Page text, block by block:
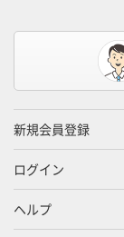
新規会員登録
ログイン
ヘルプ